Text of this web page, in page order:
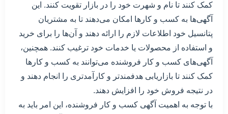
کمک کنند تا نام و شهرت خود را در بازار تقویت کنند. این
آگهی‌ها به کسب و کارها امکان می‌دهند تا به مشتریان
پتانسیل خود اطلاعات لازم را ارائه دهند و آن‌ها را برای خرید
و استفاده از محصولات یا خدمات خود ترغیب کنند. همچنین،
آگهی‌های کسب و کار فروشنده می‌توانند به کسب و کارها
کمک کنند تا بازاریابی هدفمندتر و کارآمدتری را انجام دهند و
در نتیجه فروش خود را افزایش دهند.
با توجه به اهمیت آگهی کسب و کار فروشنده، این امر باید به